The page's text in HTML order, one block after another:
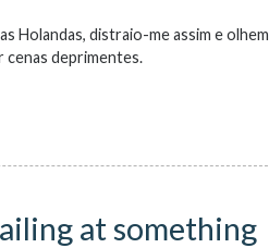
Holandas, distraio-me assim e olhem
cenas deprimentes.
at something